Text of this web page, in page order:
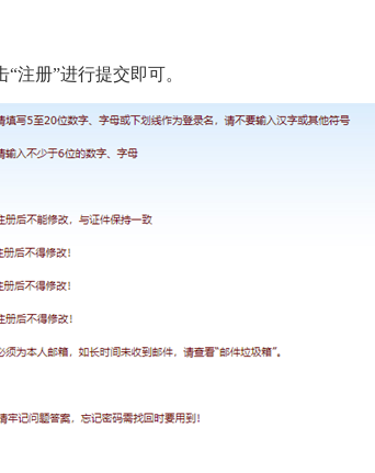
注册”进行提交即可。